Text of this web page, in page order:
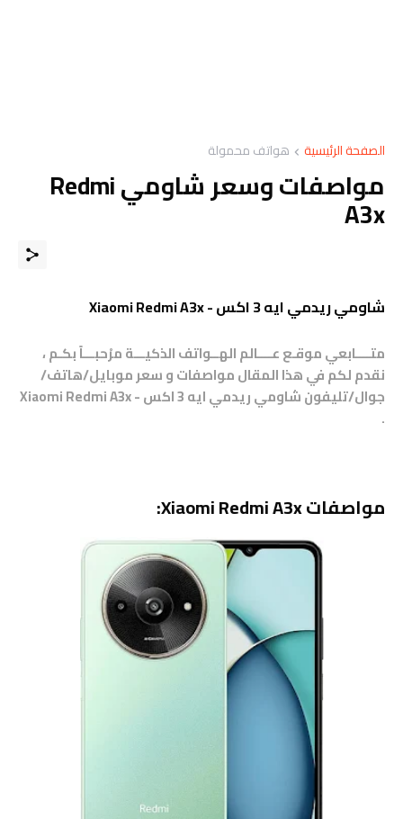
الصفحة الرئيسية هواتف محمولة
مواصفات وسعر شاومي Redmi
A3x
شاومي ريدمي ايه 3 اكس - Xiaomi Redmi A3x
متــــابعي موقـع عــــالم الهــواتف الذكيـــة مرْحبـــاً بكـم ،
نقدم لكم في هذا المقال مواصفات و سعر موبايل/هاتف/
جوال/تليفون شاومي ريدمي ايه 3 اكس - Xiaomi Redmi A3x
.
مواصفات Xiaomi Redmi A3x: